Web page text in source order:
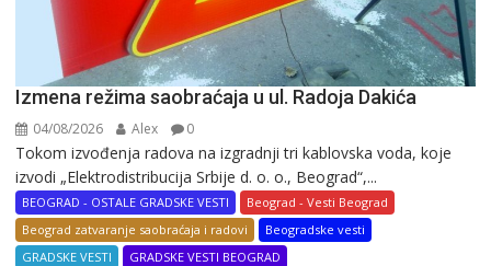
Izmena režima saobraćaja u ul. Radoja Dakića
04/08/2026 Alex 0
Tokom izvođenja radova na izgradnji tri kablovska voda, koje
izvodi „Elektrodistribucija Srbije d. o. o., Beograd“,...
BEOGRAD - OSTALE GRADSKE VESTI
Beograd - Vesti Beograd
Beograd zatvaranje saobraćaja i radovi
Beogradske vesti
GRADSKE VESTI
GRADSKE VESTI BEOGRAD